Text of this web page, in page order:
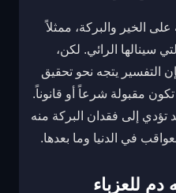
الخير والبركة، ممثلاً
سينالها الرائي. لكن،
التفسير يتجه نحو تحقيق
مقبولة شرعاً أو قانوناً.
إلى فقدان البركة منه
في الدنيا وما بعدها.
للعزباء